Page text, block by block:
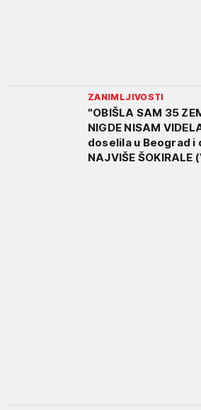
ZANIMLJIVOSTI
"OBIŠLA SAM 35
NIGDE NISAM
doselila u Beograd i
NAJVIŠE ŠOKIRALE